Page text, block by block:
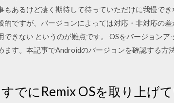
あるけど凄く期待して待っていただけに我慢で
ですが、バージョンによっては対応・非対応の
きない というのが難点です。 OSをバージョン
ます。本記事でAndroidのバージョンを確認する方
でにRemix OSを取り上げ